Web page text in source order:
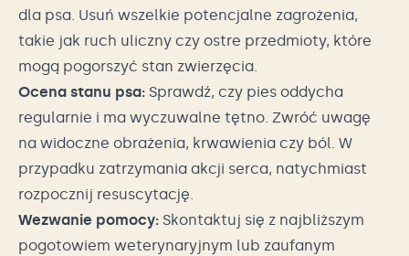
dla psa. Usuń wszelkie potencjalne zagrożenia,
takie jak ruch uliczny czy ostre przedmioty, które
mogą pogorszyć stan zwierzęcia.
Ocena stanu psa: Sprawdź, czy pies oddycha
regularnie i ma wyczuwalne tętno. Zwróć uwagę
na widoczne obrażenia, krwawienia czy ból. W
przypadku zatrzymania akcji serca, natychmiast
rozpocznij resuscytację.
Wezwanie pomocy: Skontaktuj się z najbliższym
pogotowiem weterynaryjnym lub zaufanym